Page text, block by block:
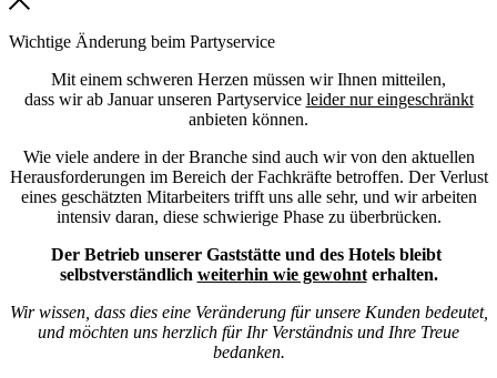
Wichtige Änderung beim Partyservice
Mit einem schweren Herzen müssen wir Ihnen mitteilen,
dass wir ab Januar unseren Partyservice leider nur eingeschränkt
anbieten können.
Wie viele andere in der Branche sind auch wir von den aktuellen
Herausforderungen im Bereich der Fachkräfte betroffen. Der Verlust
eines geschätzten Mitarbeiters trifft uns alle sehr, und wir arbeiten
intensiv daran, diese schwierige Phase zu überbrücken.
Der Betrieb unserer Gaststätte und des Hotels bleibt
selbstverständlich weiterhin wie gewohnterhalten.
Wir wissen, dass dies eine Veränderung für unsere Kunden bedeutet,
und möchten uns herzlich für Ihr Verständnis und Ihre Treue
bedanken.